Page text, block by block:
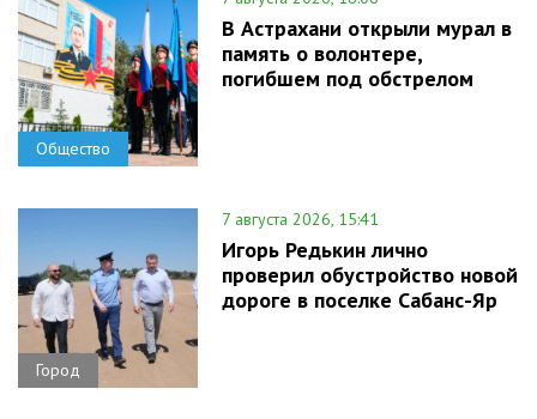
Общество
В Астрахани открыли мурал в
память о волонтере,
погибшем под обстрелом
Город
7 августа 2026, 15:41
Игорь Редькин лично
проверил обустройство новой
дороге в поселке Сабанс-Яр